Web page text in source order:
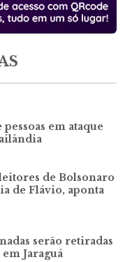
em ataque
de Bolsonaro
de Flávio, aponta
serão retiradas
Jaraguá